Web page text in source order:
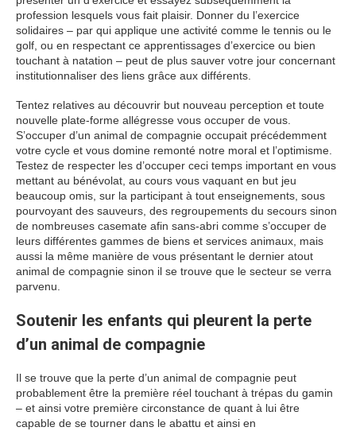
profession lesquels vous fait plaisir. Donner du l’exercice
solidaires – par qui applique une activité comme le tennis ou le
golf, ou en respectant ce apprentissages d’exercice ou bien
touchant à natation – peut de plus sauver votre jour concernant
institutionnaliser des liens grâce aux différents.
Tentez relatives au découvrir but nouveau perception et toute
nouvelle plate-forme allégresse vous occuper de vous.
S’occuper d’un animal de compagnie occupait précédemment
votre cycle et vous domine remonté notre moral et l’optimisme.
Testez de respecter les d’occuper ceci temps important en vous
mettant au bénévolat, au cours vous vaquant en but jeu
beaucoup omis, sur la participant à tout enseignements, sous
pourvoyant des sauveurs, des regroupements du secours sinon
de nombreuses casemate afin sans-abri comme s’occuper de
leurs différentes gammes de biens et services animaux, mais
aussi la même manière de vous présentant le dernier atout
animal de compagnie sinon il se trouve que le secteur se verra
parvenu.
Soutenir les enfants qui pleurent la perte
d’un animal de compagnie
Il se trouve que la perte d’un animal de compagnie peut
probablement être la première réel touchant à trépas du gamin
– et ainsi votre première circonstance de quant à lui être
capable de se tourner dans le abattu et ainsi en